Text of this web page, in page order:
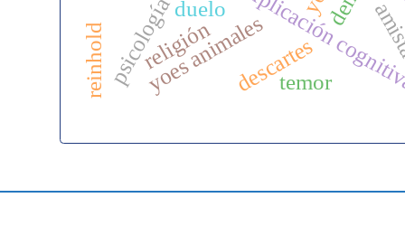
explicación
yoes animales
psicología descartes
duelo
temor
reinhold religión